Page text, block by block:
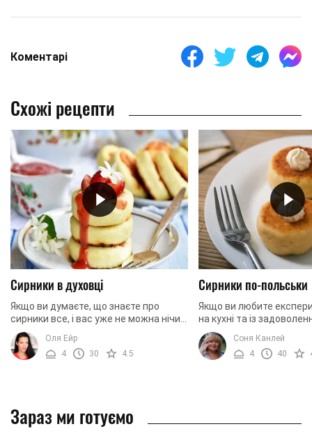
Коментарі
Схожі рецепти
Сирники в духовці
Якщо ви думаєте, що знаєте про
сирники все, і вас уже не можна нічим
здивувати, ви дуже сильно
помиляєтеся. Як показує практика,
кухня – це те місце, ...
Оля Ейр
4
30 4.5
Сирники по-польськи
Якщо ви любите
на кухні та із
нові рецепти, вам точно
сподобається рецепт
польськи. По суті, в ...
Соня Канлей
4
40
Зараз ми готуємо